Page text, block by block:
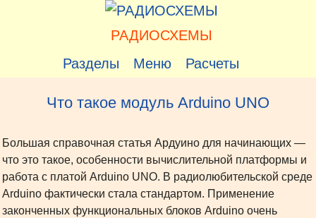
РАДИОСХЕМЫ
Разделы
Меню Расчеты
Что такое модуль Arduino UNO
Большая справочная статья Ардуино для начинающих —
что это такое, особенности вычислительной платформы и
работа с платой Arduino UNO. В радиолюбительской среде
Arduino фактически стала стандартом. Применение
законченных функциональных блоков Arduino очень